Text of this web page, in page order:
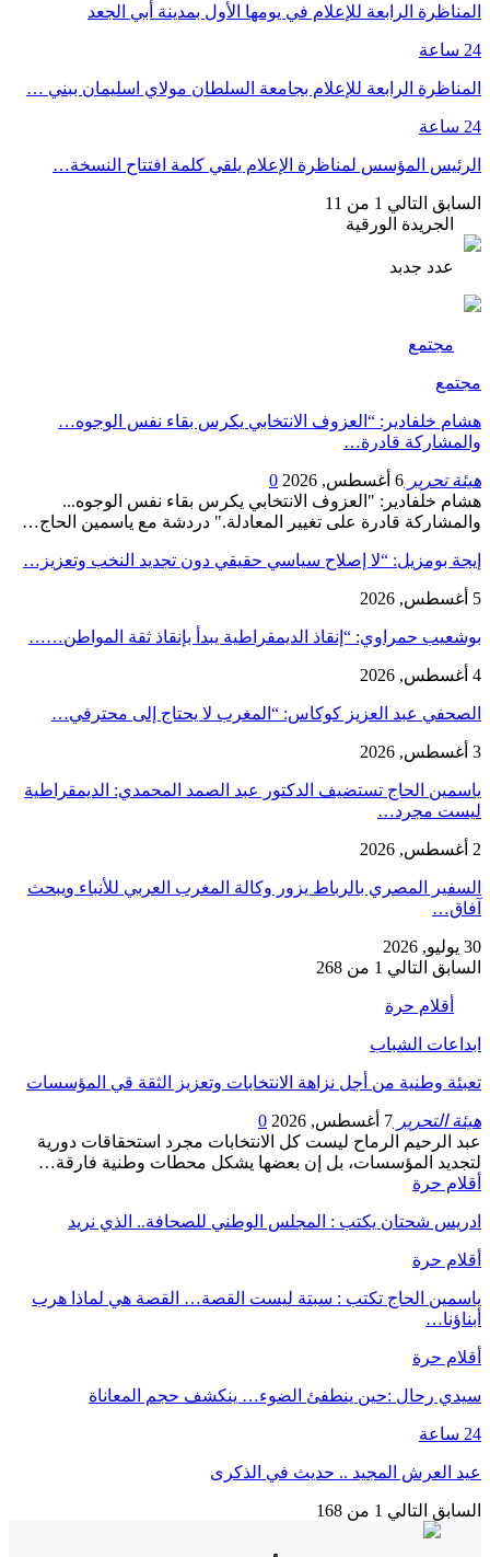
المناظرة الرابعة للإعلام في يومها الأول بمدينة أبي الجعد
24 ساعة
المناظرة الرابعة للإعلام بجامعة السلطان مولاي اسليمان ببني …
24 ساعة
الرئيس المؤسس لمناظرة الإعلام يلقي كلمة افتتاح النسخة…
السابق التالي 1 من 11
الجريدة الورقية
عدد جدبد
مجتمع
مجتمع
هشام خلفادير: “العزوف الانتخابي يكرس بقاء نفس الوجوه…
والمشاركة قادرة…
هيئة تحرير 6 أغسطس, 2026
0
هشام خلفادير: "العزوف الانتخابي يكرس بقاء نفس الوجوه...
والمشاركة قادرة على تغيير المعادلة." دردشة مع ياسمين الحاج…
إيجة بومزيل: “لا إصلاح سياسي حقيقي دون تجديد النخب وتعزيز…
5 أغسطس, 2026
بوشعيب حمراوي: “إنقاذ الديمقراطية يبدأ بإنقاذ ثقة المواطن……
4 أغسطس, 2026
الصحفي عبد العزيز كوكاس: “المغرب لا يحتاج إلى محترفي…
3 أغسطس, 2026
ياسمين الحاج تستضيف الدكتور عبد الصمد المحمدي: الديمقراطية
ليست مجرد…
2 أغسطس, 2026
السفير المصري بالرباط يزور وكالة المغرب العربي للأنباء ويبحث
آفاق…
30 يوليو, 2026
السابق التالي 1 من 268
أقلام حرة
ابداعات الشباب
تعبئة وطنية من أجل نزاهة الانتخابات وتعزيز الثقة قي المؤسسات
هيئة التحرير 7 أغسطس, 2026
0
عبد الرحيم الرماح ليست كل الانتخابات مجرد استحقاقات دورية
لتجديد المؤسسات، بل إن بعضها يشكل محطات وطنية فارقة…
أقلام حرة
ادريس شحتان يكتب : المجلس الوطني للصحافة.. الذي نريد
أقلام حرة
ياسمين الحاج تكتب : سبتة ليست القصة… القصة هي لماذا هرب
أبناؤنا…
أقلام حرة
سيدي رحال :حين ينطفئ الضوء… ينكشف حجم المعاناة
24 ساعة
عيد العرش المجيد .. حديث في الذكرى
السابق التالي 1 من 168